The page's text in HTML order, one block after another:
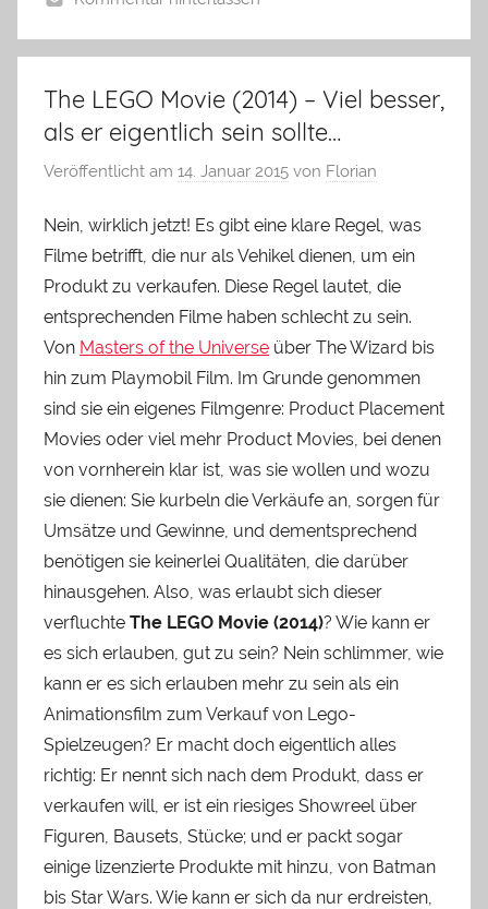
The LEGO Movie (2014) – Viel besser,
als er eigentlich sein sollte…
Veröffentlicht am 14. Januar 2015 von Florian
Nein, wirklich jetzt! Es gibt eine klare Regel, was
Filme betrifft, die nur als Vehikel dienen, um ein
Produkt zu verkaufen. Diese Regel lautet, die
entsprechenden Filme haben schlecht zu sein.
Von Masters of the Universe über The Wizard bis
hin zum Playmobil Film. Im Grunde genommen
sind sie ein eigenes Filmgenre: Product Placement
Movies oder viel mehr Product Movies, bei denen
von vornherein klar ist, was sie wollen und wozu
sie dienen: Sie kurbeln die Verkäufe an, sorgen für
Umsätze und Gewinne, und dementsprechend
benötigen sie keinerlei Qualitäten, die darüber
hinausgehen. Also, was erlaubt sich dieser
verfluchte The LEGO Movie (2014)? Wie kann er
es sich erlauben, gut zu sein? Nein schlimmer, wie
kann er es sich erlauben mehr zu sein als ein
Animationsfilm zum Verkauf von Lego-
Spielzeugen? Er macht doch eigentlich alles
richtig: Er nennt sich nach dem Produkt, dass er
verkaufen will, er ist ein riesiges Showreel über
Figuren, Bausets, Stücke; und er packt sogar
einige lizenzierte Produkte mit hinzu, von Batman
bis Star Wars. Wie kann er sich da nur erdreisten,